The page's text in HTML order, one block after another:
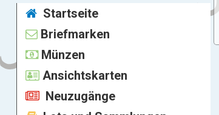
Startseite
Briefmarken
Münzen
Ansichtskarten
Neuzugänge